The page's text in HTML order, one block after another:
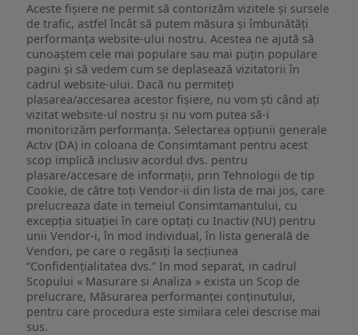
Aceste fișiere ne permit să contorizăm vizitele și sursele
de trafic, astfel încât să putem măsura și îmbunătăți
performanța website-ului nostru. Acestea ne ajută să
cunoaștem cele mai populare sau mai puțin populare
pagini și să vedem cum se deplasează vizitatorii în
cadrul website-ului. Dacă nu permiteți
plasarea/accesarea acestor fișiere, nu vom ști când ați
vizitat website-ul nostru și nu vom putea să-i
monitorizăm performanța. Selectarea opțiunii generale
Activ (DA) in coloana de Consimtamant pentru acest
scop implică inclusiv acordul dvs. pentru
plasare/accesare de informații, prin Tehnologii de tip
Cookie, de către toți Vendor-ii din lista de mai jos, care
prelucreaza date in temeiul Consimtamantului, cu
excepția situației în care optați cu Inactiv (NU) pentru
unii Vendor-i, în mod individual, în lista generală de
Vendori, pe care o regăsiți la secțiunea
“Confidențialitatea dvs.” In mod separat, in cadrul
Scopului « Masurare si Analiza » exista un Scop de
prelucrare, Măsurarea performanței conținutului,
pentru care procedura este similara celei descrise mai
sus.